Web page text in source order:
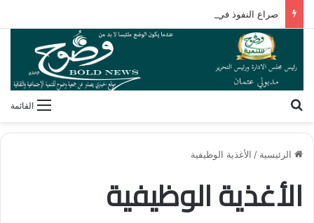
القائمة
الرئيسية / الأغذية الوظيفية
الأغذية الوظيفية